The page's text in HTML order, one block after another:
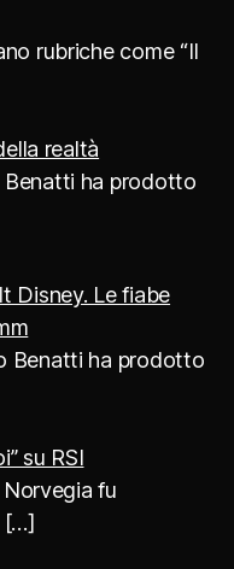
rubriche come “Il
realtà
ha prodotto
Disney. Le fiabe
Benatti ha prodotto
su RSI
fu
[…]